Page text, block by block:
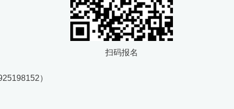
扫码报名
）